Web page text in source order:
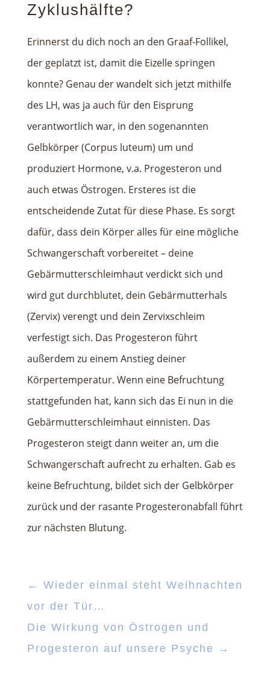
Zyklushälfte?
Erinnerst du dich noch an den Graaf-Follikel,
der geplatzt ist, damit die Eizelle springen
konnte? Genau der wandelt sich jetzt mithilfe
des LH, was ja auch für den Eisprung
verantwortlich war, in den sogenannten
Gelbkörper (Corpus luteum) um und
produziert Hormone, v.a. Progesteron und
auch etwas Östrogen. Ersteres ist die
entscheidende Zutat für diese Phase. Es sorgt
dafür, dass dein Körper alles für eine mögliche
Schwangerschaft vorbereitet – deine
Gebärmutterschleimhaut verdickt sich und
wird gut durchblutet, dein Gebärmutterhals
(Zervix) verengt und dein Zervixschleim
verfestigt sich. Das Progesteron führt
außerdem zu einem Anstieg deiner
Körpertemperatur. Wenn eine Befruchtung
stattgefunden hat, kann sich das Ei nun in die
Gebärmutterschleimhaut einnisten. Das
Progesteron steigt dann weiter an, um die
Schwangerschaft aufrecht zu erhalten. Gab es
keine Befruchtung, bildet sich der Gelbkörper
zurück und der rasante Progesteronabfall führt
zur nächsten Blutung.
← Wieder einmal steht Weihnachten
vor der Tür…
Die Wirkung von Östrogen und
Progesteron auf unsere Psyche
→